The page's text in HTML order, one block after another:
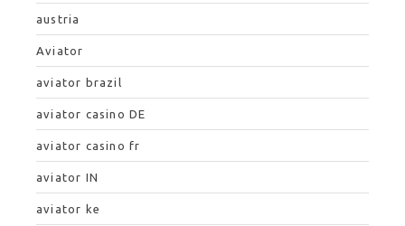
austria
Aviator
aviator brazil
aviator casino DE
aviator casino fr
aviator IN
aviator ke